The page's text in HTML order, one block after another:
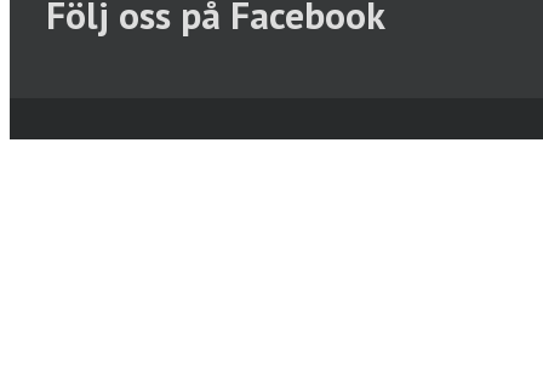
Följ oss på Facebook